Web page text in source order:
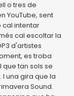
o tres de
YouTube, sent
cal intentar
cal escoltar la
d'artistes
es troba
tan sols se
I una gira que la
Sound.